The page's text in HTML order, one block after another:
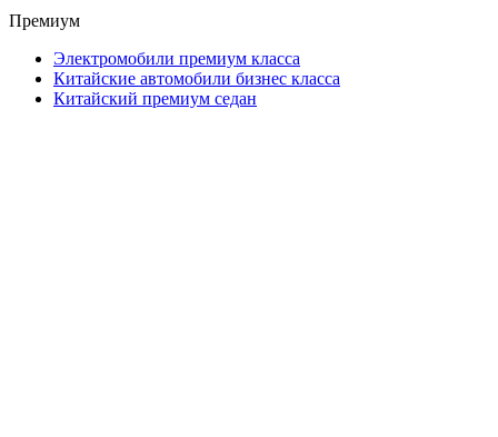
Премиум
Электромобили премиум класса
Китайские автомобили бизнес класса
Китайский премиум седан